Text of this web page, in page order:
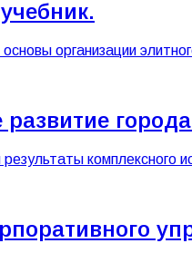
организации
комплексного